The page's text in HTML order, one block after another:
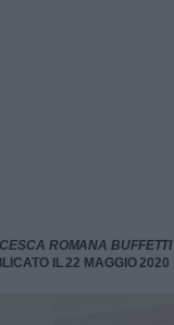
ROMANA BUFFETTI
IL 22 MAGGIO 2020